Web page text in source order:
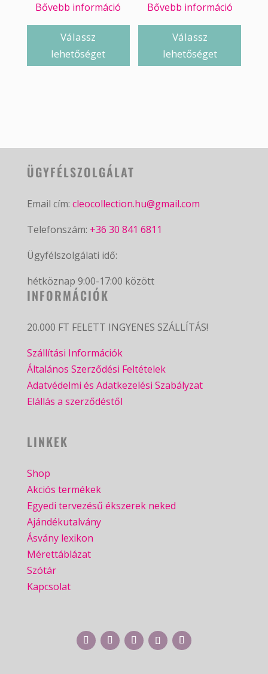
Bővebb információ
Válassz
lehetőséget
Bővebb információ
Válassz
lehetőséget
ÜGYFÉLSZOLGÁLAT
Email cím: cleocollection.hu@gmail.com
Telefonszám: +36 30 841 6811
Ügyfélszolgálati idő:
hétköznap 9:00-17:00 között
INFORMÁCIÓK
20.000 FT FELETT INGYENES SZÁLLÍTÁS!
Szállítási Információk
Általános Szerződési Feltételek
Adatvédelmi és Adatkezelési Szabályzat
Elállás a szerződéstől
LINKEK
Shop
Akciós termékek
Egyedi tervezésű ékszerek neked
Ajándékutalvány
Ásvány lexikon
Mérettáblázat
Szótár
Kapcsolat